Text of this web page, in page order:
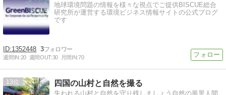
地球環境問題の情報を様々な視点でご提供BISCUE総合
研究所が運営する環境ビジネス情報サイトの公式ブログ
です
1352448 3
週間IN:20 週間OUT:30 月間IN:70
13 四国の山村と自然を撮る
失われる山村と自然を守り残しましょう自然の風景人間